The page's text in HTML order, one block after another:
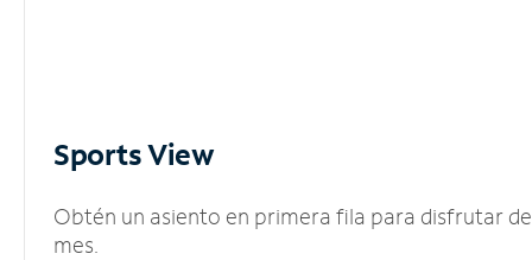
Sports View
Obtén un asiento en primera fila para disfrutar
mes.